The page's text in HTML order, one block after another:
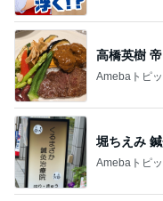
高橋英樹
Amebaトピ
堀ちえみ
Amebaトピ